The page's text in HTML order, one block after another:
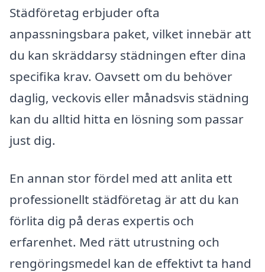
Städföretag erbjuder ofta
anpassningsbara paket, vilket innebär att
du kan skräddarsy städningen efter dina
specifika krav. Oavsett om du behöver
daglig, veckovis eller månadsvis städning
kan du alltid hitta en lösning som passar
just dig.
En annan stor fördel med att anlita ett
professionellt städföretag är att du kan
förlita dig på deras expertis och
erfarenhet. Med rätt utrustning och
rengöringsmedel kan de effektivt ta hand